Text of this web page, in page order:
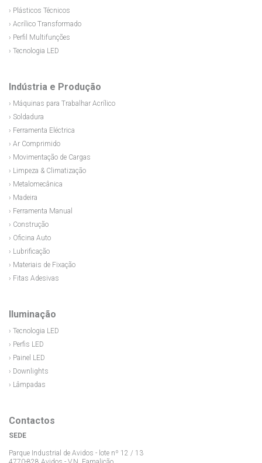
› Plásticos Técnicos
› Acrílico Transformado
› Perfil Multifunções
› Tecnologia LED
Indústria e Produção
› Máquinas para Trabalhar Acrílico
› Soldadura
› Ferramenta Eléctrica
› Ar Comprimido
› Movimentação de Cargas
› Limpeza & Climatização
› Metalomecânica
› Madeira
› Ferramenta Manual
› Construção
› Oficina Auto
› Lubrificação
› Materiais de Fixação
› Fitas Adesivas
Iluminação
› Tecnologia LED
› Perfis LED
› Painel LED
› Downlights
› Lâmpadas
Contactos
SEDE
Parque Industrial de Avidos - lote nº 12 / 13